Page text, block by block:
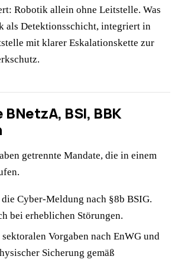
Robotik allein ohne Leitstelle. Was
als Detektionsschicht, integriert in
mit klarer Eskalationskette zur
BSI, BBK
getrennte Mandate, die in einem
Cyber-Meldung nach §8b BSIG.
bei erheblichen Störungen.
Vorgaben nach EnWG und
Sicherung gemäß